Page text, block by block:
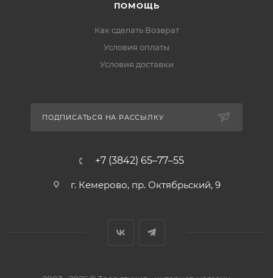
ПОМОЩЬ
Как сделать Возврат
Условия оплаты
Условия доставки
ПОДПИСАТЬСЯ НА РАССЫЛКУ
+7 (3842) 65–77–55
г. Кемерово, пр. Октябрьский, 9